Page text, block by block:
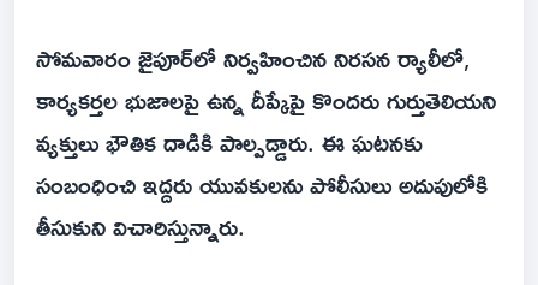
సోమవారం జైపూర్‌లో నిర్వహించిన నిరసన ర్యాలీలో,
కార్యకర్తల భుజాలపై ఉన్న దీప్కేపై కొందరు గుర్తుతెలియని
వ్యక్తులు భౌతిక దాడికి పాల్పడ్డారు. ఈ ఘటనకు
సంబంధించి ఇద్దరు యువకులను పోలీసులు అదుపులోకి
తీసుకుని విచారిస్తున్నారు.